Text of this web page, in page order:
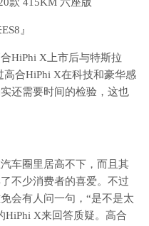
』
HiPhi X上市后与特斯拉
高合HiPhi X在科技和豪华感
还需要时间的检验，这也
车圈里居高不下，而且其
不少消费者的喜爱。不过
会有人问一句，“是不是太
HiPhi X来回答质疑。高合